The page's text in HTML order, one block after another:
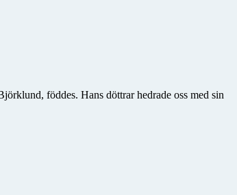
föddes. Hans döttrar hedrade oss med sin